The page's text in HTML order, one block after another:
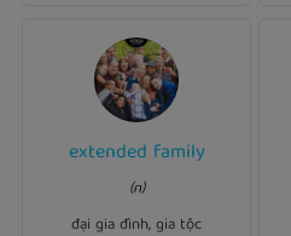
extended family
(n)
đại gia đình, gia tộc
Ví dụ:
That is a portrait of my